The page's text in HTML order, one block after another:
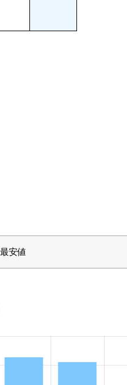
最安値